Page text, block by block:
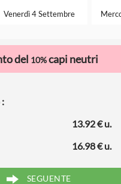
Venerdì 4 Settembre
del 10%capi neutri
13.92 € u.
16.98 € u.
SEGUENTE